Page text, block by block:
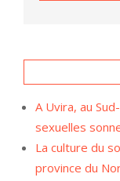
A Uvira, au
sexuelles
La culture du
province du